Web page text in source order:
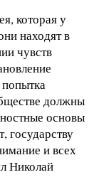
которая у
находят в
чувств
попытка
должны
основы
государству
и всех
Николай